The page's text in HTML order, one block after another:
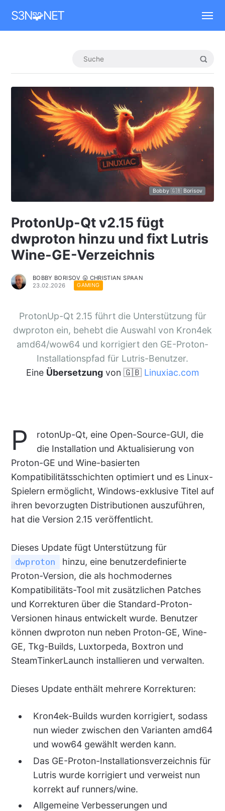
S3N🧩NET
Bobby 🇬🇧 Borisov
ProtonUp-Qt v2.15 fügt
dwproton hinzu und fixt Lutris
Wine-GE-Verzeichnis
BOBBY BORISOV 😛 CHRISTIAN SPAAN
23.02.2026
GAMING
ProtonUp-Qt 2.15 führt die Unterstützung für
dwproton ein, behebt die Auswahl von Kron4ek
amd64/wow64 und korrigiert den GE-Proton-
Installationspfad für Lutris-Benutzer.
Eine Übersetzungvon 🇬🇧 Linuxiac.com
P
rotonUp-Qt, eine Open-Source-GUI, die
die Installation und Aktualisierung von
Proton-GE und Wine-basierten
Kompatibilitätsschichten optimiert und es Linux-
Spielern ermöglicht, Windows-exklusive Titel auf
ihren bevorzugten Distributionen auszuführen,
hat die Version 2.15 veröffentlicht.
Dieses Update fügt Unterstützung für
dwproton
hinzu, eine benutzerdefinierte
Proton-Version, die als hochmodernes
Kompatibilitäts-Tool mit zusätzlichen Patches
und Korrekturen über die Standard-Proton-
Versionen hinaus entwickelt wurde. Benutzer
können dwproton nun neben Proton-GE, Wine-
GE, Tkg-Builds, Luxtorpeda, Boxtron und
SteamTinkerLaunch installieren und verwalten.
Dieses Update enthält mehrere Korrekturen:
Kron4ek-Builds wurden korrigiert, sodass
nun wieder zwischen den Varianten amd64
und wow64 gewählt werden kann.
Das GE-Proton-Installationsverzeichnis für
Lutris wurde korrigiert und verweist nun
korrekt auf runners/wine.
Allgemeine Verbesserungen und